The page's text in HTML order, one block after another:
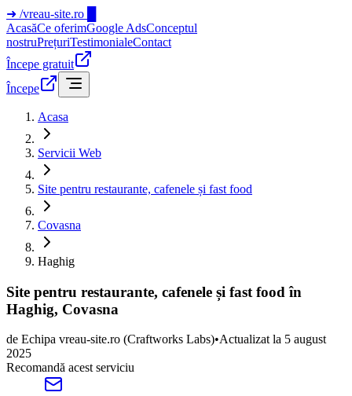
➜ /vreau-site.ro
AcasăCe oferimGoogle AdsConceptul
nostruPrețuriTestimonialeContact
Începe gratuit
Începe
Acasa
Servicii Web
Site pentru restaurante, cafenele și fast food
Covasna
Haghig
Site pentru restaurante, cafenele și fast food în
Haghig, Covasna
de Echipa vreau-site.ro (Craftworks Labs)•Actualizat la 5 august
2025
Recomandă acest serviciu